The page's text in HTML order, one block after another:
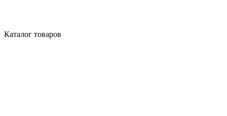
Каталог товаров